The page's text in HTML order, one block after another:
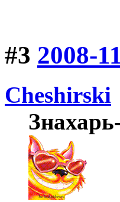
#3 2008-
Cheshirski